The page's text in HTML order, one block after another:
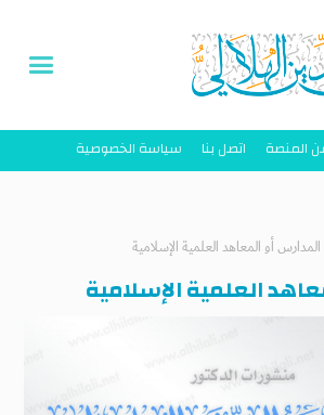
المنصة اتصل بنا سياسة الخصوصية
المدارس أو المعاهد العلمية الإسلامية
العلمية الإسلامية